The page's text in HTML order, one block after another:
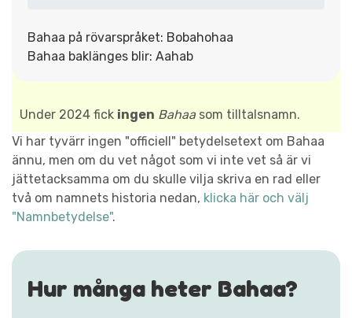
Bahaa på rövarspråket: Bobahohaa
Bahaa baklänges blir: Aahab
Under 2024 fick ingen Bahaasom tilltalsnamn.
Vi har tyvärr ingen "officiell" betydelsetext om Bahaa
ännu, men om du vet något som vi inte vet så är vi
jättetacksamma om du skulle vilja skriva en rad eller
två om namnets historia nedan, klicka här och välj
"Namnbetydelse".
Hur många heter Bahaa?